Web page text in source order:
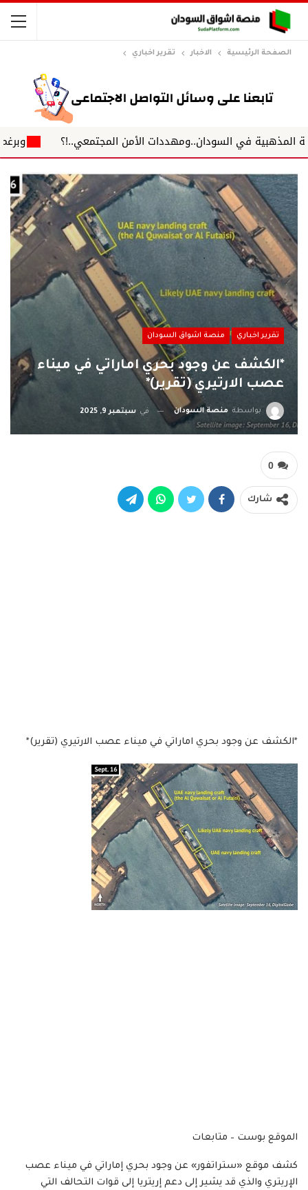
الصفحة الرئيسية الاخبار تقرير اخباري
في السودان..ومهددات الأمن المجتمعي..!؟ وبرغم التوقع..
تقرير اخباري منصة اشواق السودان
*الكشف عن وجود بحري اماراتي في ميناء
عصب الارتيري (تقرير)*
بواسطة منصة السودان في سبتمبر 9, 2025
0
شارك
*الكشف عن وجود بحري اماراتي في ميناء عصب الارتيري (تقرير)*
الموقع بوست – متابعات
كشف موقع «ستراتفور» عن وجود بحري إماراتي في ميناء عصب
الإريتري والذي قد يشير إلى دعم إريتريا إلى قوات التحالف التي